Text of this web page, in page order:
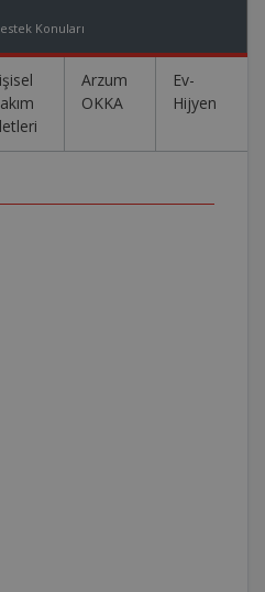
Konuları
Arzum
OKKA
Ev-
Hijyen